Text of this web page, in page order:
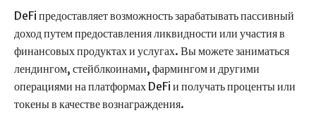
DeFi предоставляет возможность зарабатывать пассивный
доход путем предоставления ликвидности или участия в
финансовых продуктах и услугах. Вы можете заниматься
лендингом, стейблкоинами, фармингом и другими
операциями на платформах DeFi и получать проценты или
токены в качестве вознаграждения.